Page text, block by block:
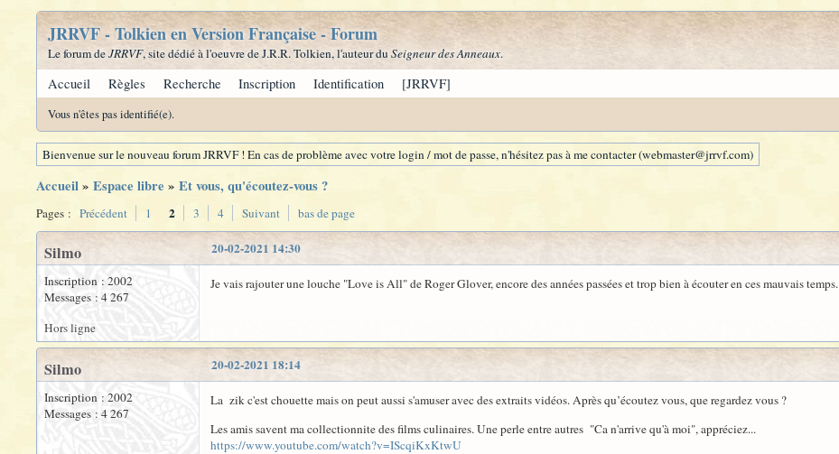
JRRVF - Tolkien en Version Française - Forum
Le forum deJRRVF, site dédié à l'oeuvre de J.R.R. Tolkien, l'auteur du Seigneur des Anneaux.
Accueil Règles Recherche Inscription Identification [JRRVF]
Vous n'êtes pas identifié(e).
Bienvenue sur le nouveau forum JRRVF ! En cas de problème avec votre login / mot de passe, n'hésitez pas à me contacter (webmaster@jrrvf.com)
Accueil» Espace libre » Et vous, qu'écoutez-vous ?
Pages : Précédent 1 2 3 4 Suivant bas de page
20-02-2021 14:30
Silmo
Inscription : 2002
Messages : 4 267
Je vais rajouter une louche "Love is All" de Roger Glover, encore des années passées et trop bien à écouter en ces mauvais temps.
Hors ligne
20-02-2021 18:14
Silmo
Inscription : 2002
Messages : 4 267
La zik c'est chouette mais on peut aussi s'amuser avec des extraits vidéos. Après qu’écoutez vous, que regardez vous ?
Les amis savent ma collectionnite des films culinaires. Une perle entre autres "Ca n'arrive qu'à moi", appréciez...
https://www.youtube.com/watch?v=IScqiKxKtwU